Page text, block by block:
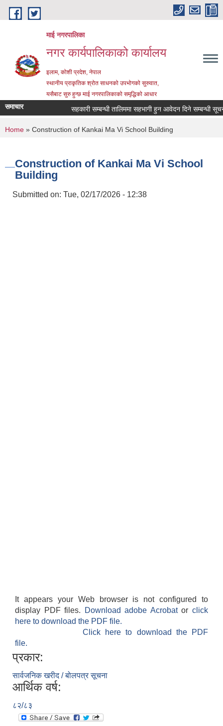
Skip to main content
माई नगरपालिका
नगर कार्यपालिकाको कार्यालय
इलाम, कोशी प्रदेश, नेपाल
स्थानीय प्राकृतिक श्रोत साधनको उपभोगको सुरुवात,
यसैबाट सुरु हुन्छ माई नगरपालिकाको समृद्धिको आधार
समाचार सहकारी सम्बन्धी तालिममा सहभागी हुन आवेदन दिने सम्बन्धी सूचना
You are here
Home » Construction of Kankai Ma Vi School Building
Construction of Kankai Ma Vi School
Building
Submitted on: Tue, 02/17/2026 - 12:38
It appears your Web browser is not configured to
display PDF files.
Download adobe Acrobatorclick
here to download the PDF file.
Click here to download the PDF
file.
प्रकार:
सार्वजनिक खरीद / बोलपत्र सूचना
आर्थिक वर्ष:
८२/८३